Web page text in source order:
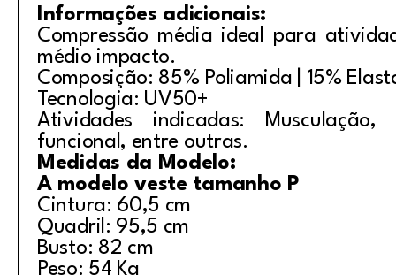
Informações adicionais:
Compressão média ideal para
médio impacto.
Composição: 85% Poliamida | 15%
Tecnologia: UV50+
Atividades indicadas:
funcional, entre outras.
Medidas da Modelo:
A modelo veste tamanho P
Cintura: 60,5 cm
Quadril: 95,5 cm
Busto: 82 cm
Peso: 54 Kg